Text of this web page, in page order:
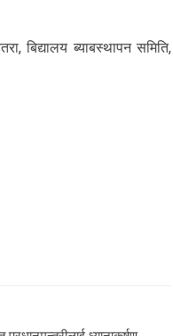
बिद्यालय ब्याबस्थापन समिति,